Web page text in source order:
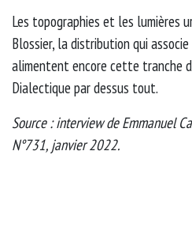
Les topographies et les lumières
Blossier, la distribution qui
alimentent encore cette tranche
Dialectique par dessus tout.
Source : interview de Emmanuel
N°731, janvier 2022.